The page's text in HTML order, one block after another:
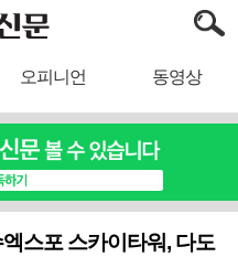
오피니언 동영상
스포 스카이타워, 다도